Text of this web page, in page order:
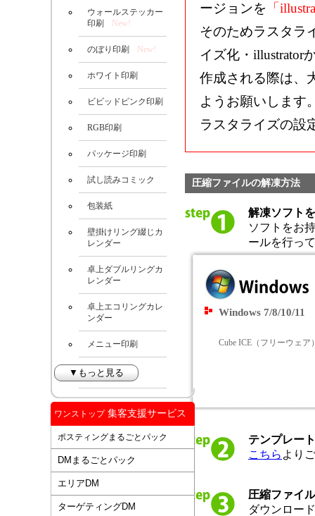
ージョンを 「
そのためラスタラ
イズ化・illustrator
作成される際は、
ようお願いします
ラスタライズの
圧縮ファイルの解凍方法
解凍ソフト
ソフトをお
ールを行っ
Windows 7/8/10/11
Cube ICE（フリーウェア
テンプレー
こちら より
圧縮ファイ
ダウンロー
ウォールステッカー
印刷
New!
のぼり印刷 New!
ホワイト印刷
ビビッドピンク印刷
RGB印刷
パッケージ印刷
試し読みコミック
包装紙
壁掛けリング綴じカ
レンダー
卓上ダブルリングカ
レンダー
卓上エコリングカレ
ンダー
メニュー印刷
▼もっと見る
ワンストップ集客支援サービス
ポスティングまるごとパック
DMまるごとパック
エリアDM
ターゲティングDM